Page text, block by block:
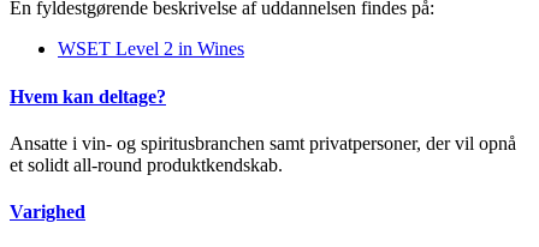
En fyldestgørende beskrivelse af uddannelsen findes på:
WSET Level 2 in Wines
Hvem kan deltage?
Ansatte i vin- og spiritusbranchen samt privatpersoner, der vil opnå
et solidt all-round produktkendskab.
Varighed